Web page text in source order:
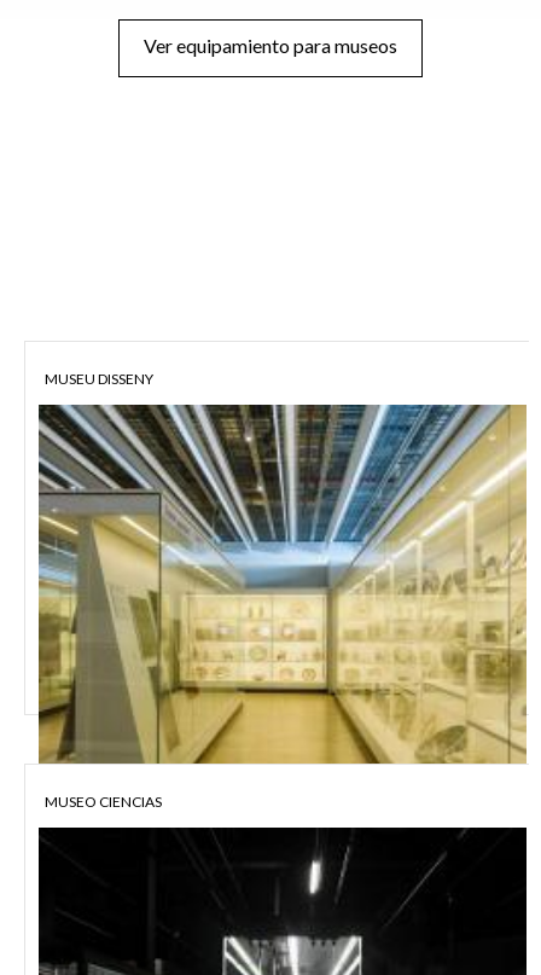
Ver equipamiento para museos
MUSEU DISSENY
VITRINAS PARA EL MUSEU DEL DISSENY BARCELONA
MUSEO CIENCIAS